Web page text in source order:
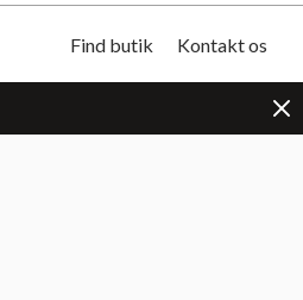
Find butik Kontakt os